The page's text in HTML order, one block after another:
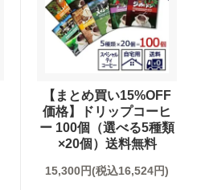
【まとめ買い15%OFF
価格】ドリップコーヒ
ー 100個（選べる5種類
×20個）送料無料
15,300円(税込16,524円)